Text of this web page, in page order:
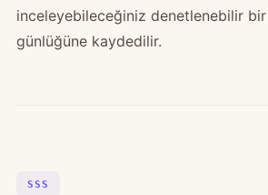
inceleyebileceğiniz denetlenebilir
günlüğüne kaydedilir.
SSS